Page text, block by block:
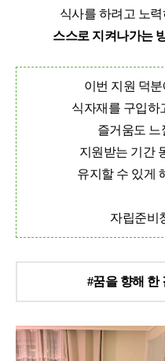
식사를 하려고 노
스스로 지켜나가는
이번 지원 덕
식자재를 구입하
즐거움도 느
지원받는 기간
유지할 수 있게
자립준비
#꿈을 향해 한